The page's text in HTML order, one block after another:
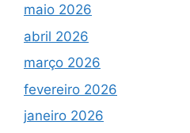
maio 2026
abril 2026
março 2026
fevereiro 2026
janeiro 2026